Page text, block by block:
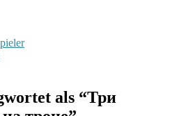
als “Три